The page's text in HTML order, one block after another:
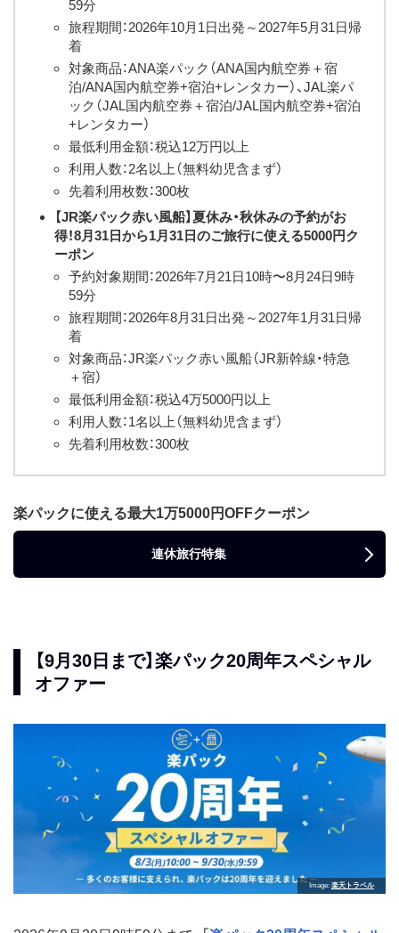
59分
旅程期間：2026年10月1日出発～2027年5月31日帰
着
対象商品：ANA楽パック（ANA国内航空券＋宿
泊/ANA国内航空券+宿泊+レンタカー）、JAL楽パ
ック（JAL国内航空券＋宿泊/JAL国内航空券+宿泊
+レンタカー）
最低利用金額：税込12万円以上
利用人数：2名以上（無料幼児含まず）
先着利用枚数：300枚
【JR楽パック赤い風船】夏休み・秋休みの予約がお
得！8月31日から1月31日のご旅行に使える5000円ク
ーポン
予約対象期間：2026年7月21日10時〜8月24日9時
59分
旅程期間：2026年8月31日出発～2027年1月31日帰
着
対象商品：JR楽パック赤い風船（JR新幹線・特急
＋宿）
最低利用金額：税込4万5000円以上
利用人数：1名以上（無料幼児含まず）
先着利用枚数：300枚
楽パックに使える最大1万5000円OFFクーポン
連休旅行特集
【9月30日まで】楽パック20周年スペシャル
オファー
Image 楽天トラベル